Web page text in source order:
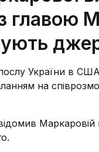
з
України в США
на
Маркаровій